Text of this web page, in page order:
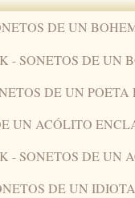
DE UN
- SONETOS DE UN
DE UN POETA
UN ACÓLITO
- SONETOS DE UN
DE UN